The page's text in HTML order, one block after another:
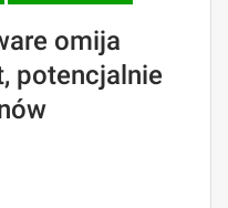
omija
potencjalnie